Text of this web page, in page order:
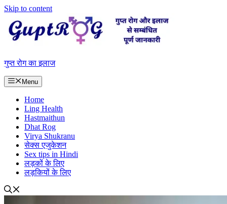
Skip to content
गुप्त रोग का इलाज
Menu
Home
Ling Health
Hastmaithun
Dhat Rog
Virya Shukranu
सेक्स एजुकेशन
Sex tips in Hindi
लड़कों के लिए
लड़कियों के लिए